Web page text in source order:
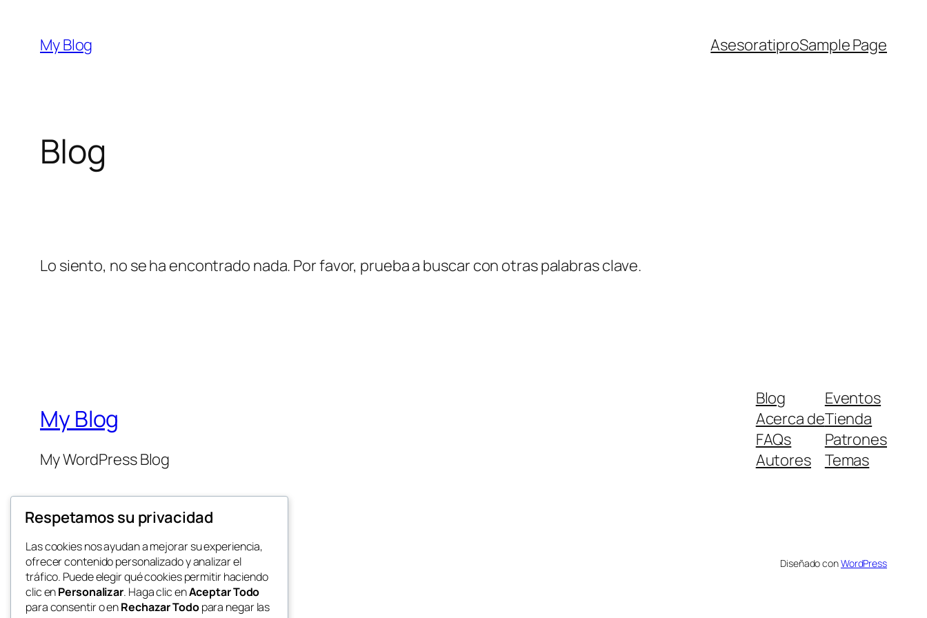
contenido
My Blog AsesoratiproSample Page
Blog
Lo siento, no se ha encontrado nada. Por favor, prueba a buscar con otras palabras clave.
My Blog
My WordPress Blog
Blog
Acerca de
FAQs
Autores
Eventos
Tienda
Patrones
Temas
Twenty Twenty-Five Diseñado conWordPress
Respetamos su privacidad
Las cookies nos ayudan a mejorar su experiencia,
ofrecer contenido personalizado y analizar el
tráfico. Puede elegir qué cookies permitir haciendo
clic enPersonalizar. Haga clic enAceptar Todo
para consentir o enRechazar Todopara negar las